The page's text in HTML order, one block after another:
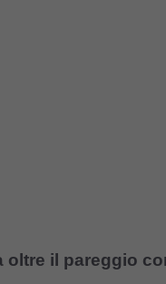
oltre il pareggio